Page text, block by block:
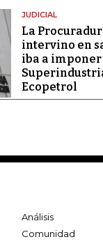
JUDICIAL
La
intervino en
iba a imponer
Ecopetrol
Análisis
Comunidad